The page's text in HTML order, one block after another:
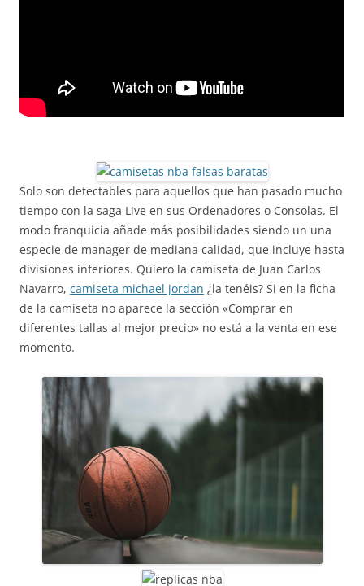
Solo son detectables para aquellos que han pasado mucho
tiempo con la saga Live en sus Ordenadores o Consolas. El
modo franquicia añade más posibilidades siendo un una
especie de manager de mediana calidad, que incluye hasta
divisiones inferiores. Quiero la camiseta de Juan Carlos
Navarro, camiseta michael jordan ¿la tenéis? Si en la ficha
de la camiseta no aparece la sección «Comprar en
diferentes tallas al mejor precio» no está a la venta en ese
momento.